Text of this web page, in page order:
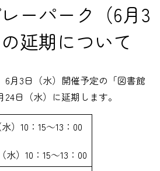
ーパーク（6月3
延期について
6月3日（水）開催予定の「図書館
日（水）に延期します。
）10：15～13：00
水）10：15～13：00